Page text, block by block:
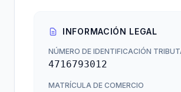
INFORMACIÓN LEGAL
NÚMERO DE IDENTIFICACIÓN
4716793012
MATRÍCULA DE COMERCIO